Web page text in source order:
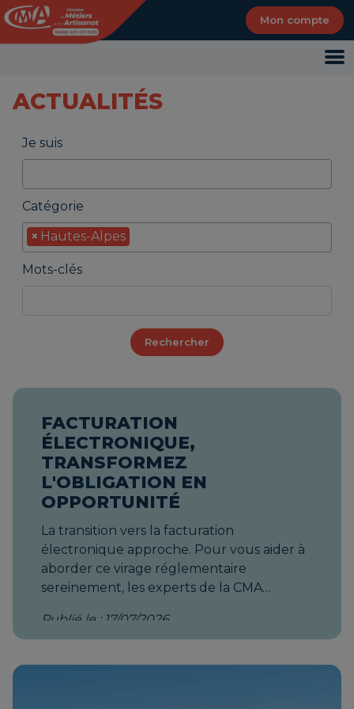
Mon compte
Je suis
Catégorie
× Hautes-Alpes
Mots-clés
Rechercher
FACTURATION
ÉLECTRONIQUE,
TRANSFORMEZ
L'OBLIGATION EN
OPPORTUNITÉ
La transition vers la facturation
électronique approche. Pour vous aider à
aborder ce virage réglementaire
sereinement, les experts de la CMA
accompagnent avec des solutions
concrètes et locales. Une solution de
gestion clé en main et gratuite Découvrez
Publié le : 17/07/2026
Panneau de gestion des cookies